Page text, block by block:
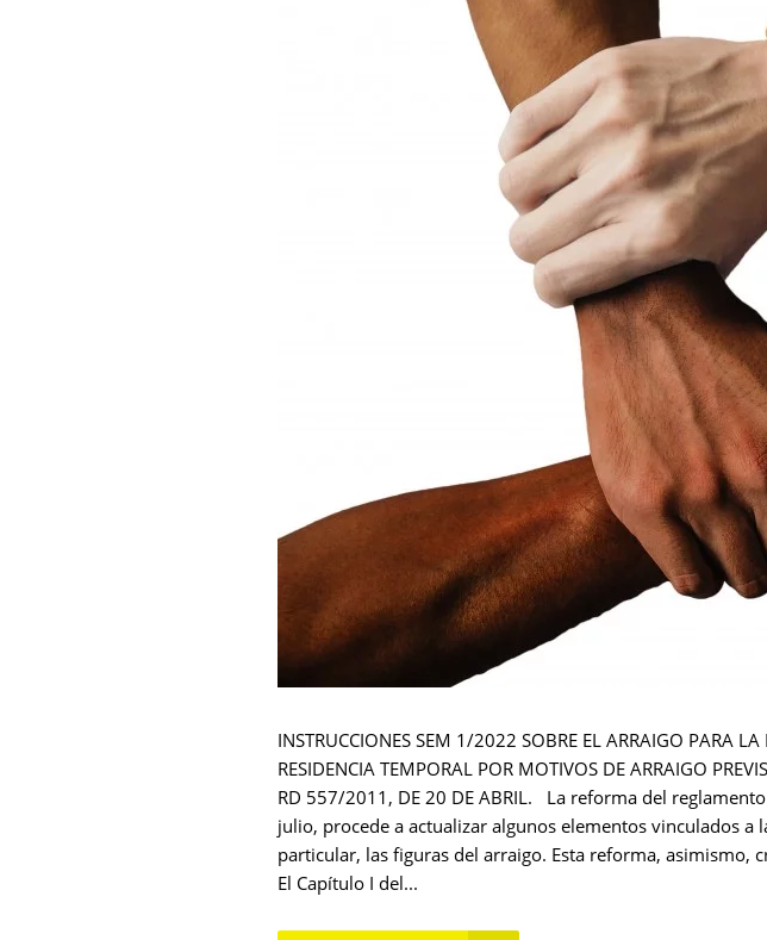
INSTRUCCIONES SEM 1/2022 SOBRE EL ARRAIGO PARA
RESIDENCIA TEMPORAL POR MOTIVOS DE ARRAIGO
RD 557/2011, DE 20 DE ABRIL. La reforma del
julio, procede a actualizar algunos elementos vinculados
particular, las figuras del arraigo. Esta reforma, asimismo,
El Capítulo I del...